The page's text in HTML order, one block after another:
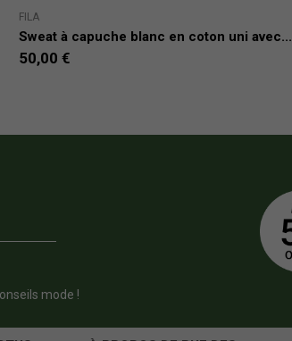
FILA
Sweat à capuche blanc en coton uni avec...
50,00 €
mode !